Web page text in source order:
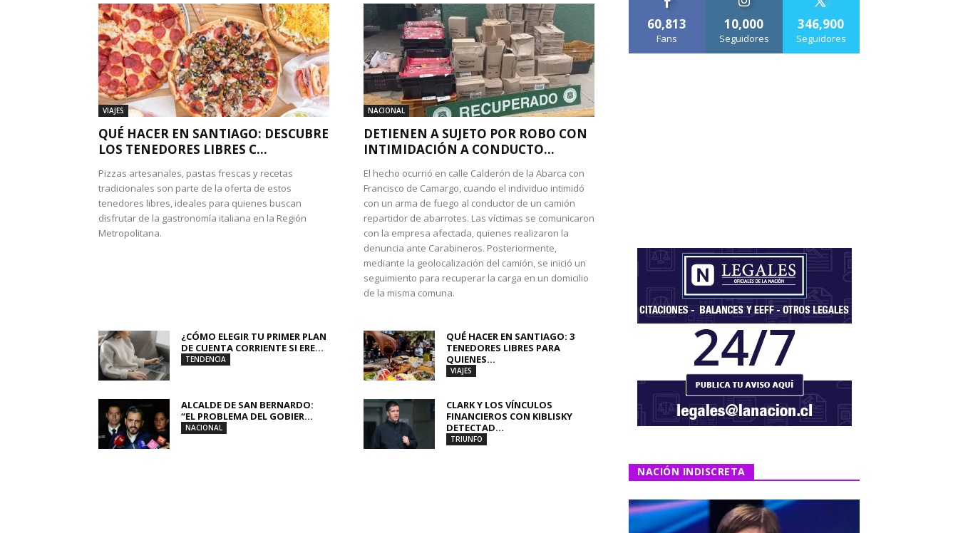
VIAJES
QUÉ HACER EN SANTIAGO: DESCUBRE
LOS TENEDORES LIBRES C...
Pizzas artesanales, pastas frescas y recetas
tradicionales son parte de la oferta de estos
tenedores libres, ideales para quienes buscan
disfrutar de la gastronomía italiana en la Región
Metropolitana.
NACIONAL
DETIENEN A SUJETO POR ROBO CON
INTIMIDACIÓN A CONDUCTO...
El hecho ocurrió en calle Calderón de la Abarca con
Francisco de Camargo, cuando el individuo intimidó
con un arma de fuego al conductor de un camión
repartidor de abarrotes. Las víctimas se comunicaron
con la empresa afectada, quienes realizaron la
denuncia ante Carabineros. Posteriormente,
mediante la geolocalización del camión, se inició un
seguimiento para recuperar la carga en un domicilio
de la misma comuna.
¿CÓMO ELEGIR TU PRIMER PLAN
DE CUENTA CORRIENTE SI ERE...
TENDENCIA
QUÉ HACER EN SANTIAGO: 3
TENEDORES LIBRES PARA
QUIENES...
VIAJES
ALCALDE DE SAN BERNARDO:
“EL PROBLEMA DEL GOBIER...
NACIONAL
CLARK Y LOS VÍNCULOS
FINANCIEROS CON KIBLISKY
DETECTAD...
TRIUNFO
60,813
Fans
10,000
Seguidores
346,900
Seguidores
NACIÓN INDISCRETA